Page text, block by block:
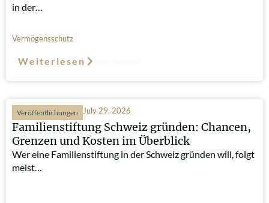
in der…
Vermögensschutz
Weiterlesen
Veröffentlichungen July 29, 2026
Familienstiftung Schweiz gründen: Chancen,
Grenzen und Kosten im Überblick
Wer eine Familienstiftung in der Schweiz gründen will, folgt
meist…